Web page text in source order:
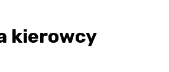
kierowcy